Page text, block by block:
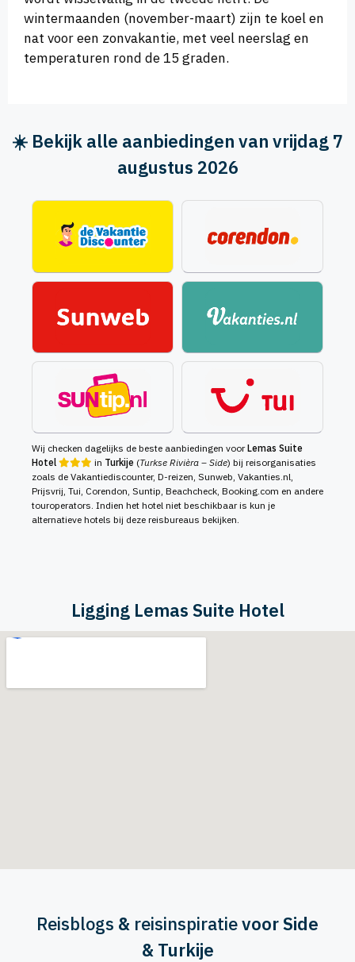
wintermaanden (november-maart) zijn te koel en
nat voor een zonvakantie, met veel neerslag en
temperaturen rond de 15 graden.
☀️ Bekijk alle aanbiedingen van vrijdag 7
augustus 2026
Wij checken dagelijks de beste aanbiedingen voorLemas Suite
Hotel
in Turkije (Turkse Rivièra – Side) bij reisorganisaties
zoals de Vakantiediscounter, D-reizen, Sunweb, Vakanties.nl,
Prijsvrij, Tui, Corendon, Suntip, Beachcheck, Booking.com en andere
touroperators. Indien het hotel niet beschikbaar is kun je
alternatieve hotels bij deze reisbureaus bekijken.
Ligging Lemas Suite Hotel
Reisblogs & reisinspiratievoor Side
& Turkije